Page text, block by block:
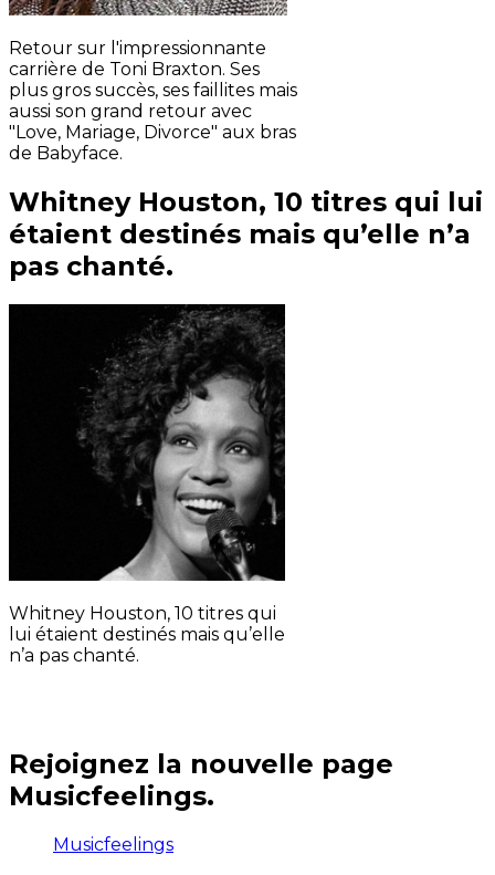
Retour sur l'impressionnante
carrière de Toni Braxton. Ses
plus gros succès, ses faillites mais
aussi son grand retour avec
"Love, Mariage, Divorce" aux bras
de Babyface.
Whitney Houston, 10 titres qui lui
étaient destinés mais qu’elle n’a
pas chanté.
Whitney Houston, 10 titres qui
lui étaient destinés mais qu’elle
n’a pas chanté.
Rejoignez la nouvelle page
Musicfeelings.
Musicfeelings